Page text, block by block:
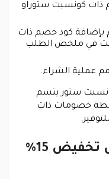
ذات كونسبت ستوراو
بإضافة كود خصم ذات
في ملخص الطلب
عملية الشراء.
ستور يتسم
خصومات ذات
كيف يحصل العميل على تخفيض 15%